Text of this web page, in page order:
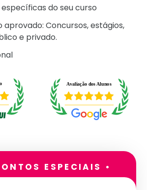
específicas do seu curso
aprovado: Concursos, estágios,
e privado.
ESPECIAIS •